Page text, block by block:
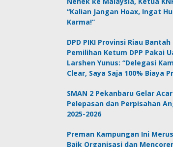
“Kalian Jangan Hoax, Ingat
Karma!”
DPD PIKI Provinsi Riau Bantah
Pemilihan Ketum DPP Pakai
Larshen Yunus: “Delegasi
Clear, Saya Saja 100% Biaya
SMAN 2 Pekanbaru Gelar
Pelepasan dan Perpisahan
2025-2026
Preman Kampungan Ini
Baik Organisasi dan